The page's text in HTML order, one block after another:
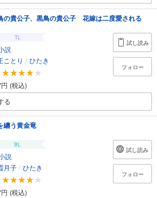
の貴公子、黒鳥の貴公子 花嫁は二度愛される
TL
説
ことり / ひたき
(税込)
試し読み
フォロー
る
纏う黄金竜
BL
説
月子 / ひたき
(税込)
試し読み
フォロー